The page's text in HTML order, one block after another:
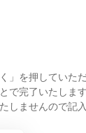
」を押していただ
で完了いたします
しませんので記